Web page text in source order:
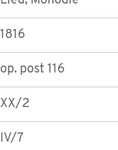
1816
op. post 116
XX/2
IV/7